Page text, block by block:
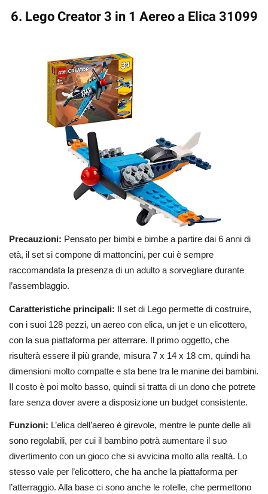
6. Lego Creator 3 in 1 Aereo a Elica 31099
Precauzioni: Pensato per bimbi e bimbe a partire dai 6 anni di
età, il set si compone di mattoncini, per cui è sempre
raccomandata la presenza di un adulto a sorvegliare durante
l’assemblaggio.
Caratteristiche principali: Il set di Lego permette di costruire,
con i suoi 128 pezzi, un aereo con elica, un jet e un elicottero,
con la sua piattaforma per atterrare. Il primo oggetto, che
risulterà essere il più grande, misura 7 x 14 x 18 cm, quindi ha
dimensioni molto compatte e sta bene tra le manine dei bambini.
Il costo è poi molto basso, quindi si tratta di un dono che potrete
fare senza dover avere a disposizione un budget consistente.
Funzioni: L’elica dell’aereo è girevole, mentre le punte delle ali
sono regolabili, per cui il bambino potrà aumentare il suo
divertimento con un gioco che si avvicina molto alla realtà. Lo
stesso vale per l’elicottero, che ha anche la piattaforma per
l’atterraggio. Alla base ci sono anche le rotelle, che permettono